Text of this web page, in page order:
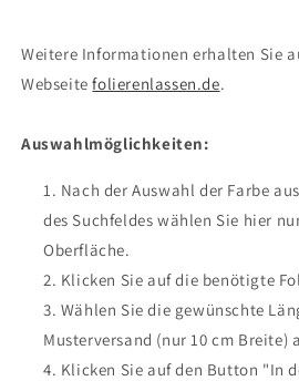
Weitere Informationen erhalten Sie
Webseitefolierenlassen.de.
Auswahlmöglichkeiten:
Nach der Auswahl der Farbe
des Suchfeldes wählen Sie hier
Oberfläche.
Klicken Sie auf die benötigte
Wählen Sie die gewünschte
Musterversand (nur 10 cm Breite)
Klicken Sie auf den Button "In